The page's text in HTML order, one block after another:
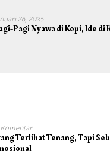
26, 2025
Pagi Nyawa di Kopi, Ide di
Terlihat Tenang, Tapi